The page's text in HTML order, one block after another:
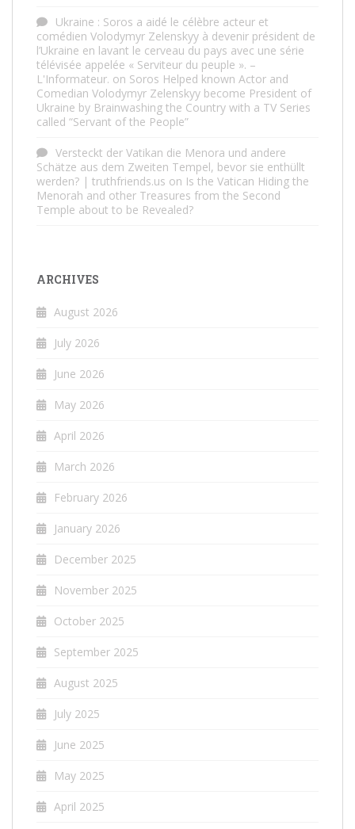
Ukraine : Soros a aidé le célèbre acteur et
comédien Volodymyr Zelenskyy à devenir président de
l’Ukraine en lavant le cerveau du pays avec une série
télévisée appelée « Serviteur du peuple ». –
L'Informateur. on Soros Helped known Actor and
Comedian Volodymyr Zelenskyy become President of
Ukraine by Brainwashing the Country with a TV Series
called “Servant of the People”
Versteckt der Vatikan die Menora und andere
Schätze aus dem Zweiten Tempel, bevor sie enthüllt
werden? | truthfriends.us on Is the Vatican Hiding the
Menorah and other Treasures from the Second
Temple about to be Revealed?
ARCHIVES
August 2026
July 2026
June 2026
May 2026
April 2026
March 2026
February 2026
January 2026
December 2025
November 2025
October 2025
September 2025
August 2025
July 2025
June 2025
May 2025
April 2025